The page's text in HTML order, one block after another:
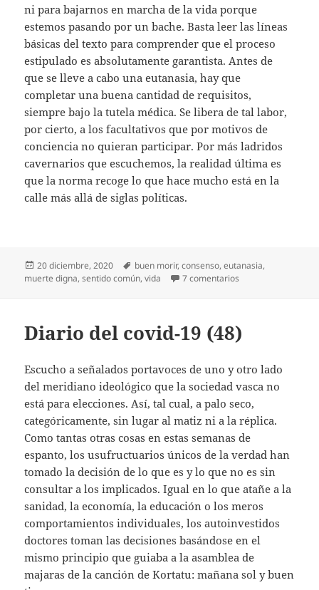
ni para bajarnos en marcha de la vida porque
estemos pasando por un bache. Basta leer las líneas
básicas del texto para comprender que el proceso
estipulado es absolutamente garantista. Antes de
que se lleve a cabo una eutanasia, hay que
completar una buena cantidad de requisitos,
siempre bajo la tutela médica. Se libera de tal labor,
por cierto, a los facultativos que por motivos de
conciencia no quieran participar. Por más ladridos
cavernarios que escuchemos, la realidad última es
que la norma recoge lo que hace mucho está en la
calle más allá de siglas políticas.
Publicado
el
20 diciembre, 2020 Etiquetas
buen morir,consenso,eutanasia,
muerte digna,sentido común,vida 7 comentarios
Diario del covid-19 (48)
Escucho a señalados portavoces de uno y otro lado
del meridiano ideológico que la sociedad vasca no
está para elecciones. Así, tal cual, a palo seco,
categóricamente, sin lugar al matiz ni a la réplica.
Como tantas otras cosas en estas semanas de
espanto, los usufructuarios únicos de la verdad han
tomado la decisión de lo que es y lo que no es sin
consultar a los implicados. Igual en lo que atañe a la
sanidad, la economía, la educación o los meros
comportamientos individuales, los autoinvestidos
doctores toman las decisiones basándose en el
mismo principio que guiaba a la asamblea de
majaras de la canción de Kortatu: mañana sol y buen